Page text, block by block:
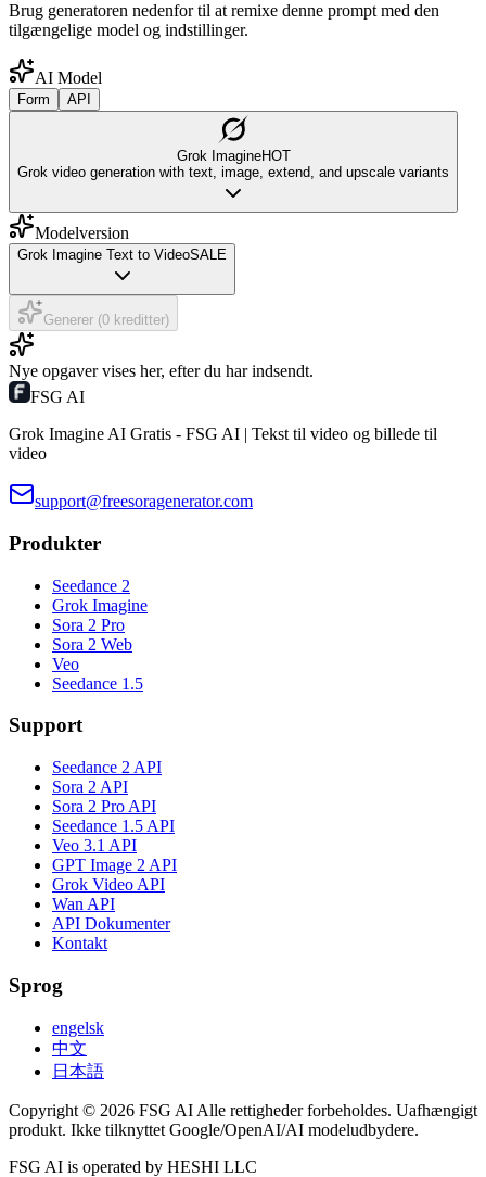
Brug generatoren nedenfor til at remixe denne prompt med den
tilgængelige model og indstillinger.
AI Model
Form API
Grok ImagineHOT
Grok video generation with text, image, extend, and upscale variants
Modelversion
Grok Imagine Text to VideoSALE
Generer (0 kreditter)
Nye opgaver vises her, efter du har indsendt.
FSG AI
Grok Imagine AI Gratis - FSG AI | Tekst til video og billede til
video
support@freesoragenerator.com
Produkter
Seedance 2
Grok Imagine
Sora 2 Pro
Sora 2 Web
Veo
Seedance 1.5
Support
Seedance 2 API
Sora 2 API
Sora 2 Pro API
Seedance 1.5 API
Veo 3.1 API
GPT Image 2 API
Grok Video API
Wan API
API Dokumenter
Kontakt
Sprog
engelsk
中文
日本語
Copyright © 2026 FSG AI Alle rettigheder forbeholdes. Uafhængigt
produkt. Ikke tilknyttet Google/OpenAI/AI modeludbydere.
FSG AI is operated by HESHI LLC